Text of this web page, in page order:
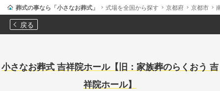
葬式の事なら「小さなお葬式」 式場を全国から探す 京都府 京都市
戻る
小さなお葬式 吉祥院ホール【旧：家族葬のらくおう 吉
祥院ホール】